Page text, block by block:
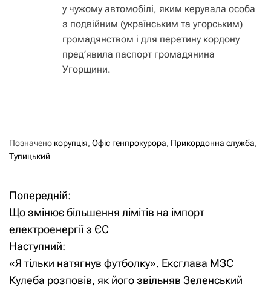
у чужому автомобілі, яким керувала особа
з подвійним (українським та угорським)
громадянством і для перетину кордону
пред’явила паспорт громадянина
Угорщини.
Позначено корупція, Офіс генпрокурора, Прикордонна служба,
Тупицький
Н
а
в
і
Попередній:
Що змінює більшення лімітів на імпорт
електроенергії з ЄС
Наступний:
«Я тільки натягнув футболку». Ексглава МЗС
Кулеба розповів, як його звільняв Зеленський